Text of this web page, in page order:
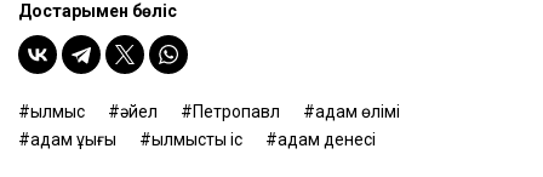
Достарыңмен бөліс
қылмыс әйел Петропавл
адам өлімі
адам құқығы
қылмыстық іс адам денесі